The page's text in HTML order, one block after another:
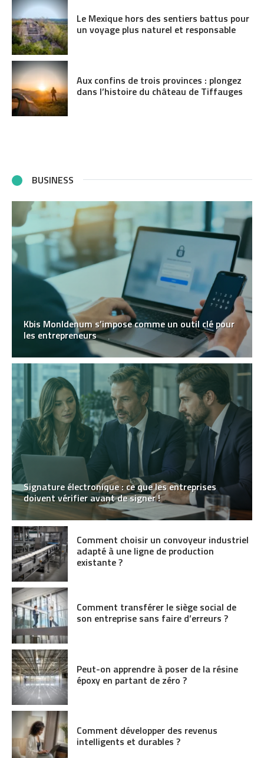
Le Mexique hors des sentiers battus pour
un voyage plus naturel et responsable
Aux confins de trois provinces : plongez
dans l’histoire du château de Tiffauges
BUSINESS
Kbis MonIdenum s’impose comme un outil clé pour
les entrepreneurs
Signature électronique : ce que les entreprises
doivent vérifier avant de signer !
Comment choisir un convoyeur industriel
adapté à une ligne de production
existante ?
Comment transférer le siège social de
son entreprise sans faire d’erreurs ?
Peut-on apprendre à poser de la résine
époxy en partant de zéro ?
Comment développer des revenus
intelligents et durables ?